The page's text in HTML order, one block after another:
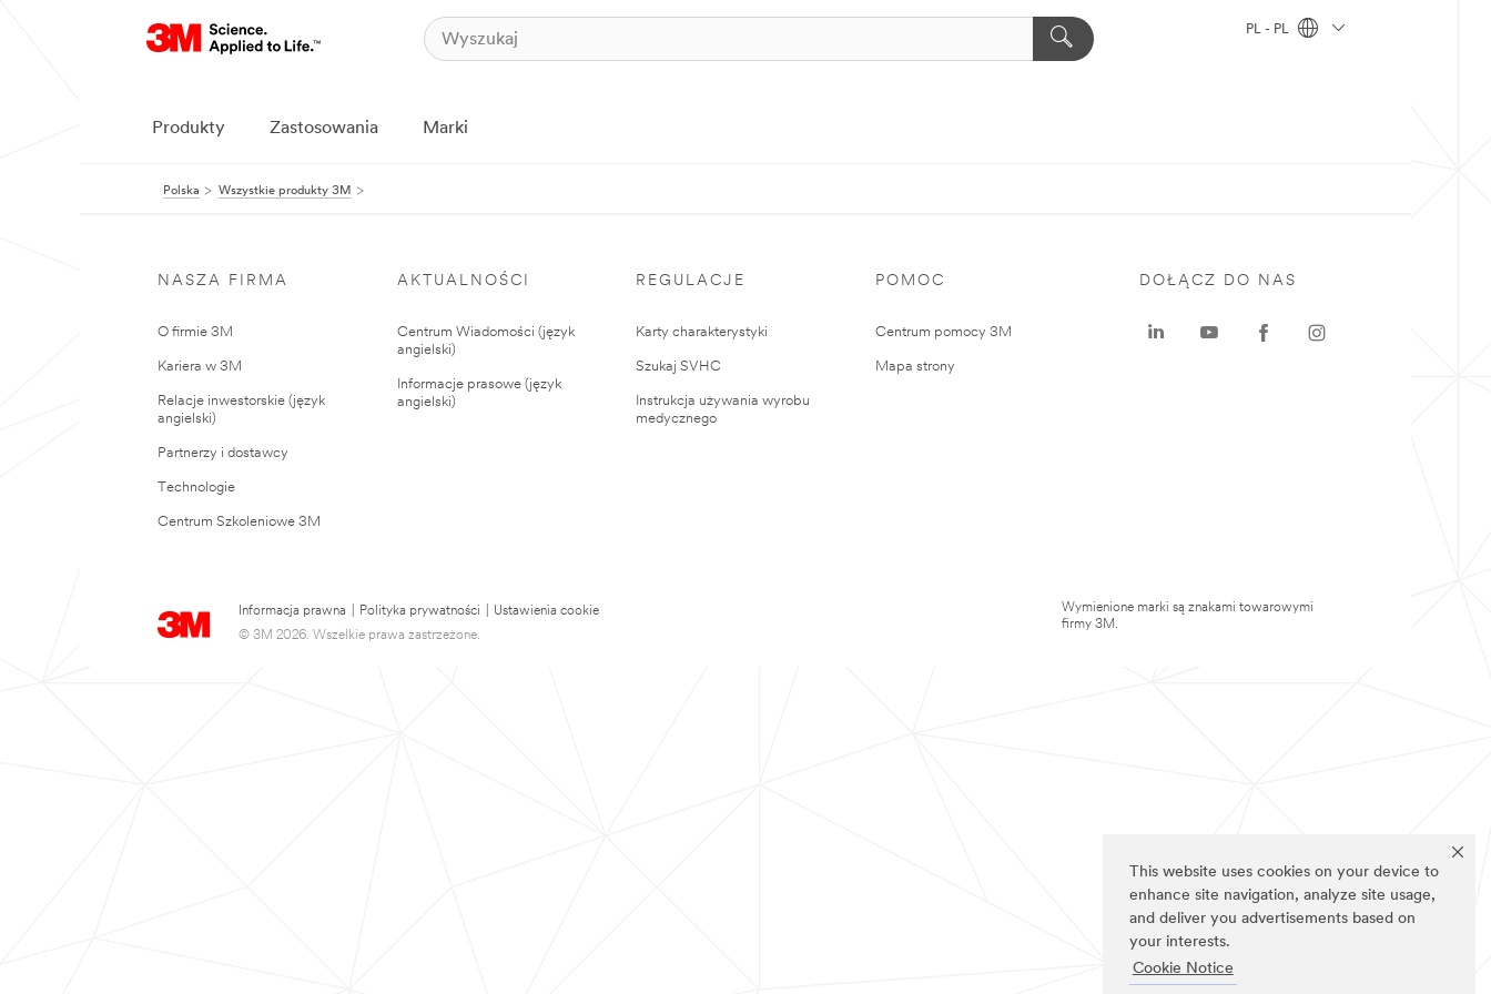
This website uses cookies on your device to
enhance site navigation, analyze site usage,
and deliver you advertisements based on
your interests.
Cookie Notice
PL - PL
Produkty Zastosowania Marki
Polska Wszystkie produkty 3M
NASZA FIRMA
O firmie 3M
Kariera w 3M
Relacje inwestorskie (język
angielski)
Partnerzy i dostawcy
Technologie
Centrum Szkoleniowe 3M
AKTUALNOŚCI
Centrum Wiadomości (język
angielski)
Informacje prasowe (język
angielski)
REGULACJE
Karty charakterystyki
Szukaj SVHC
Instrukcja używania wyrobu
medycznego
POMOC
Centrum pomocy 3M
Mapa strony
Informacja prawna Polityka prywatności
Ustawienia cookie
© 3M 2026. Wszelkie prawa zastrzeżone.
DOŁĄCZ DO NAS
Wymienione marki są znakami towarowymi
firmy 3M.